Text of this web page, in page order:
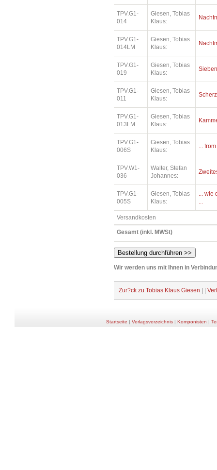
TPV.G1-
014
Giesen, Tobias
Klaus:
TPV.G1-
014LM
Giesen, Tobias
Klaus:
TPV.G1-
019
Giesen, Tobias
Klaus:
TPV.G1-
011
Giesen, Tobias
Klaus:
TPV.G1-
013LM
Giesen, Tobias
Klaus:
TPV.G1-
006S
Giesen, Tobias
Klaus:
...
TPV.W1-
036
Walter, Stefan
Johannes:
TPV.G1-
005S
Giesen, Tobias
Klaus:
... wie
...
Versandkosten
Gesamt (inkl. MWSt)
Wir werden uns mit Ihnen in
Zur?ck zu Tobias Klaus Giesen
Startseite | Verlagsverzeichnis| Komponisten |